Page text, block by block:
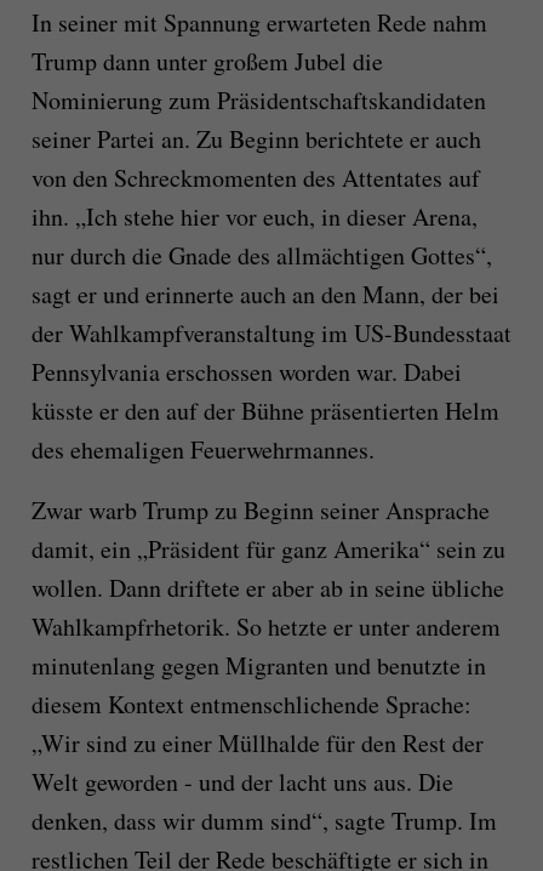
In seiner mit Spannung erwarteten Rede nahm
Trump dann unter großem Jubel die
Nominierung zum Präsidentschaftskandidaten
seiner Partei an. Zu Beginn berichtete er auch
von den Schreckmomenten des Attentates auf
ihn. „Ich stehe hier vor euch, in dieser Arena,
nur durch die Gnade des allmächtigen Gottes“,
sagt er und erinnerte auch an den Mann, der bei
der Wahlkampfveranstaltung im US-Bundesstaat
Pennsylvania erschossen worden war. Dabei
küsste er den auf der Bühne präsentierten Helm
des ehemaligen Feuerwehrmannes.
Zwar warb Trump zu Beginn seiner Ansprache
damit, ein „Präsident für ganz Amerika“ sein zu
wollen. Dann driftete er aber ab in seine übliche
Wahlkampfrhetorik. So hetzte er unter anderem
minutenlang gegen Migranten und benutzte in
diesem Kontext entmenschlichende Sprache:
„Wir sind zu einer Müllhalde für den Rest der
Welt geworden - und der lacht uns aus. Die
denken, dass wir dumm sind“, sagte Trump. Im
restlichen Teil der Rede beschäftigte er sich in